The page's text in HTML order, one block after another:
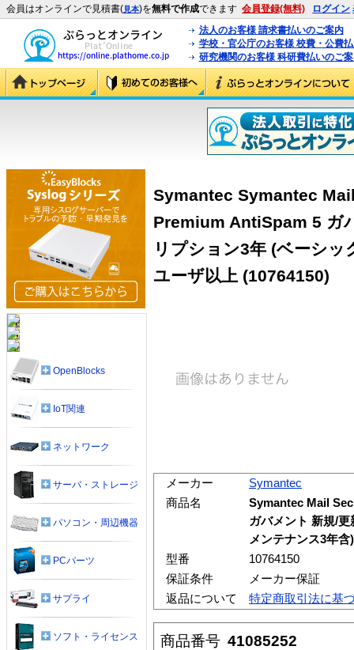
会員はオンラインで見積書(見本)を無料で作成できます 会員登録(無料) ログイン
法人のお客様 請求書払いのご案内
学校・官公庁のお客様 校費・公費
研究機関のお客様 科研費払いのご
Symantec Symantec
Premium AntiSpam 5 ガ
リプション3年 (ベーシ
ユーザ以上 (10764150)
メーカー
Symantec
商品名
Symantec Mail
ガバメント 新規/
メンテナンス3年
型番
10764150
保証条件
メーカー保証
返品について
特定商取引法に基
商品番号 41085252
OpenBlocks
IoT関連
ネットワーク
サーバ・ストレージ
パソコン・周辺機器
PCパーツ
サプライ
ソフト・ライセンス